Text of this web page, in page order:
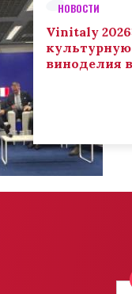
НОВОСТИ
Vinitaly
культурную
виноделия